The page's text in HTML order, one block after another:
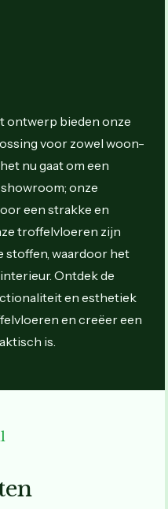
ontwerp bieden onze
voor zowel woon-
nu gaat om een
showroom; onze
een strakke en
troffelvloeren zijn
stoffen, waardoor het
Ontdek de
en esthetiek
en creëer een
is.